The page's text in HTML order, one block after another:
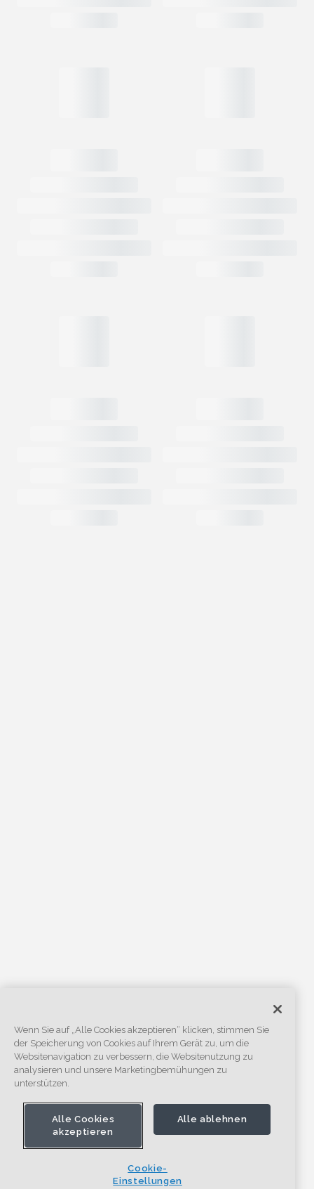
Wenn Sie auf „Alle Cookies akzeptieren“ klicken, stimmen Sie
der Speicherung von Cookies auf Ihrem Gerät zu, um die
Websitenavigation zu verbessern, die Websitenutzung zu
analysieren und unsere Marketingbemühungen zu
unterstützen.
Alle Cookies
akzeptieren
Alle ablehnen
Cookie-
Einstellungen